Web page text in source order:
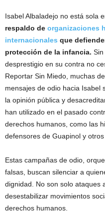
Isabel Albaladejo no está sola
respaldo de organizaciones
internacionales que
protección de la infancia.
desprestigio en su contra no
Reportar Sin Miedo, muchas
mensajes de odio hacia Isabel
la opinión pública y
han utilizado en el pasado
derechos humanos, como las
defensores de Guapinol y otros
Estas campañas de odio,
falsas, buscan silenciar a
dignidad. No son solo ataques
desestabilizar movimientos
derechos humanos.